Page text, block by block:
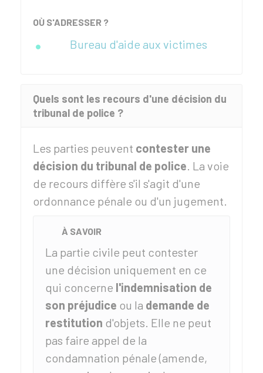
OÙ S'ADRESSER ?
Bureau d'aide aux victimes
Quels sont les recours d'une décision du
tribunal de police ?
Les parties peuvent contester une
décision du tribunal de police. La voie
de recours diffère s'il s'agit d'une
ordonnance pénale ou d'un jugement.
À SAVOIR
La partie civile peut contester
une décision uniquement en ce
qui concerne l'indemnisation de
son préjudice ou la demande de
restitution d'objets. Elle ne peut
pas faire appel de la
condamnation pénale (amende,